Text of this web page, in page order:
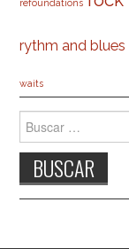
refoundations
rythm and blues
waits
Buscar: